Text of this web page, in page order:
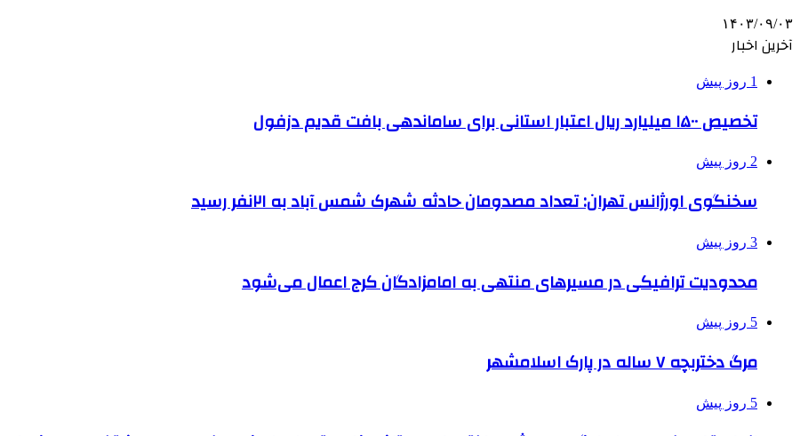
۱۴۰۳/۰۹/۰۳
آخرین اخبار
1 روز پیش
تخصیص ۱۵۰۰ میلیارد ریال اعتبار استانی برای ساماندهی بافت قدیم دزفول
2 روز پیش
سخنگوی اورژانس تهران: تعداد مصدومان حادثه شهرک شمس آباد به ۲۱نفر رسید
3 روز پیش
محدودیت ترافیکی در مسیرهای منتهی به امامزادگان کرج اعمال می‌شود
5 روز پیش
مرگ دختربچه ۷ ساله در پارک اسلامشهر
5 روز پیش